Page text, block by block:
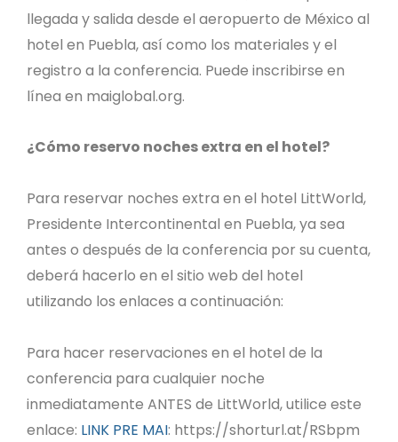
llegada y salida desde el aeropuerto de México al
hotel en Puebla, así como los materiales y el
registro a la conferencia. Puede inscribirse en
línea en maiglobal.org.
¿Cómo reservo noches extra en el hotel?
Para reservar noches extra en el hotel LittWorld,
Presidente Intercontinental en Puebla, ya sea
antes o después de la conferencia por su cuenta,
deberá hacerlo en el sitio web del hotel
utilizando los enlaces a continuación:
Para hacer reservaciones en el hotel de la
conferencia para cualquier noche
inmediatamente ANTES de LittWorld, utilice este
enlace: LINK PRE MAI: https://shorturl.at/RSbpm